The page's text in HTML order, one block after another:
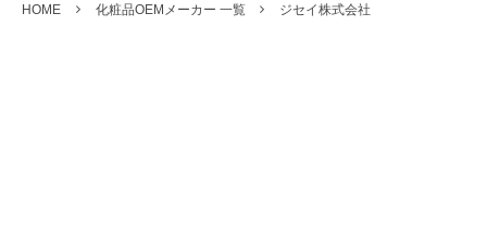
HOME 化粧品OEMメーカー 一覧 ジセイ株式会社